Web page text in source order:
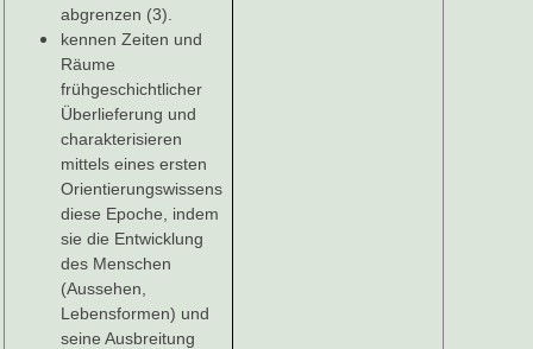
abgrenzen (3).
kennen Zeiten und
Räume
frühgeschichtlicher
Überlieferung und
charakterisieren
mittels eines ersten
Orientierungswissens
diese Epoche, indem
sie die Entwicklung
des Menschen
(Aussehen,
Lebensformen) und
seine Ausbreitung